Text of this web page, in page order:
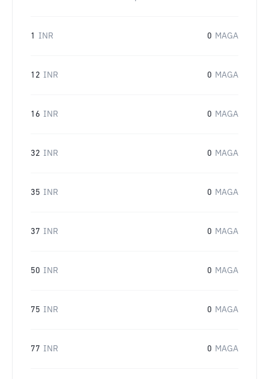
1 INR 0 MAGA
12 INR 0 MAGA
16 INR 0 MAGA
32 INR 0 MAGA
35 INR 0 MAGA
37 INR 0 MAGA
50 INR 0 MAGA
75 INR 0 MAGA
77 INR 0 MAGA